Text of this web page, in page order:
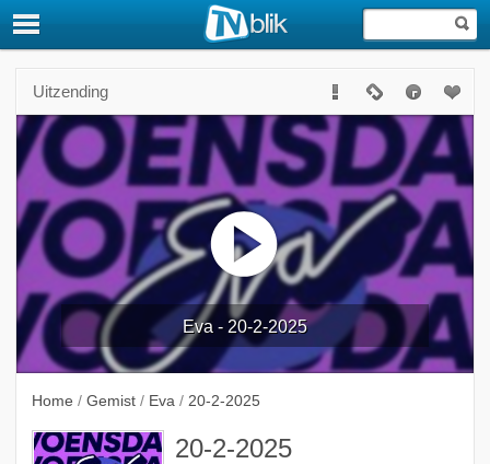
Uitzending
Eva - 20-2-2025
Home / Gemist / Eva / 20-2-2025
20-2-2025